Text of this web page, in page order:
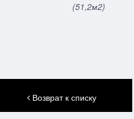
(51,2м2)
Возврат к списку